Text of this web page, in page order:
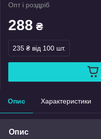
Опт і роздріб
288 ₴
235 ₴ від 100 шт.
Опис Характеристики
Опис